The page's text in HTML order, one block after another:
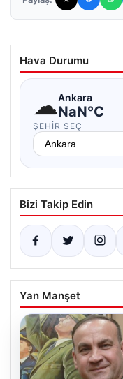
Hava Durumu
☁Ankara
NaN°C
ŞEHIR SEÇ
Bizi Takip Edin
Yan Manşet